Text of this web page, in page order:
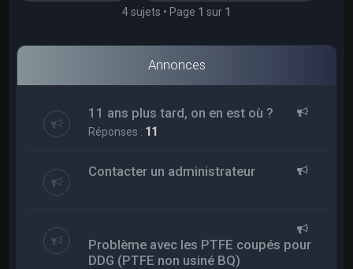
4 sujets • Page 1 sur 1
Annonces
11 ans plus tard, on en est où ?
Réponses : 11
Contacter un administrateur
Problème avec les PTFE coupés pour
DDG (PTFE non usiné BQ)